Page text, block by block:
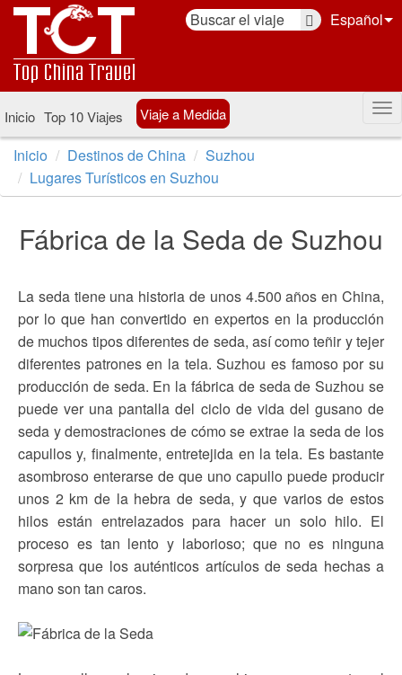
Español
Inicio Top 10 Viajes Viaje a Medida
Inicio Destinos de China
Suzhou
Lugares Turísticos en Suzhou
Fábrica de la Seda de Suzhou
La seda tiene una historia de unos 4.500 años en China,
por lo que han convertido en expertos en la producción
de muchos tipos diferentes de seda, así como teñir y tejer
diferentes patrones en la tela. Suzhou es famoso por su
producción de seda. En la fábrica de seda de Suzhou se
puede ver una pantalla del ciclo de vida del gusano de
seda y demostraciones de cómo se extrae la seda de los
capullos y, finalmente, entretejida en la tela. Es bastante
asombroso enterarse de que uno capullo puede producir
unos 2 km de la hebra de seda, y que varios de estos
hilos están entrelazados para hacer un solo hilo. El
proceso es tan lento y laborioso; que no es ninguna
sorpresa que los auténticos artículos de seda hechas a
mano son tan caros.